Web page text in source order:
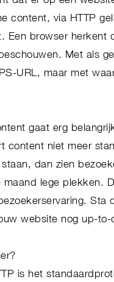
content, via HTTP
Een browser
Met als
URL, maar met
gaat erg
content niet meer
dan zien
lege plekken.
Sta
website nog up-to-
is het